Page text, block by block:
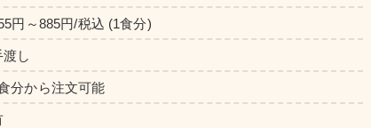
円～885円/税込 (1食分)
渡し
分から注文可能